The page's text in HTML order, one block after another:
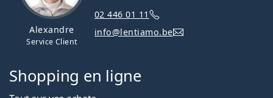
Alexandre
Service Client
02 446 01 11
info@lentiamo.be
Shopping en ligne